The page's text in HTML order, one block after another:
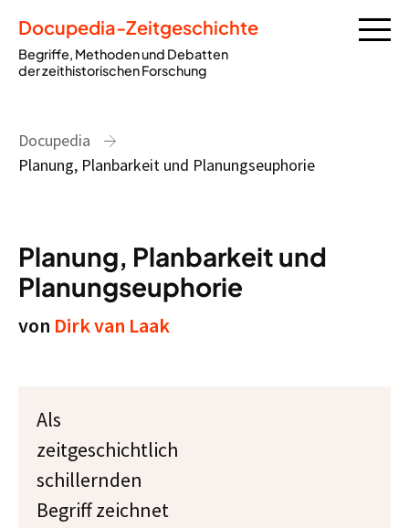
Docupedia-Zeitgeschichte
Begriffe, Methoden und Debatten
der zeithistorischen Forschung
Docupedia
Planung, Planbarkeit und Planungseuphorie
Planung, Planbarkeit und
Planungseuphorie
von Dirk van Laak
Als
zeitgeschichtlich
schillernden
Begriff zeichnet